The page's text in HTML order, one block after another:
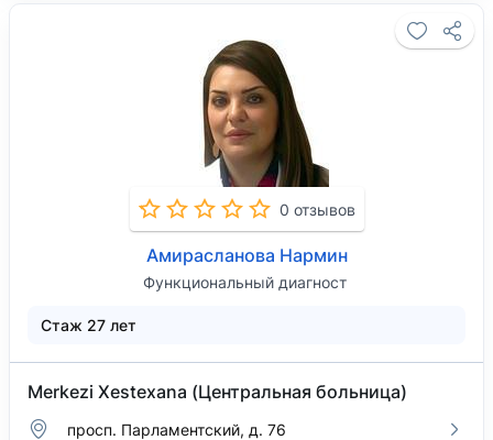
0 отзывов
Амирасланова Нармин
Функциональный диагност
Стаж 27 лет
Merkezi Xestexana (Центральная больница)
просп. Парламентский, д. 76